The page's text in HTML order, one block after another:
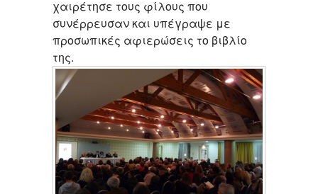
χαιρέτησε τους φίλους που
συνέρρευσαν και υπέγραψε με
προσωπικές αφιερώσεις το βιβλίο
της.